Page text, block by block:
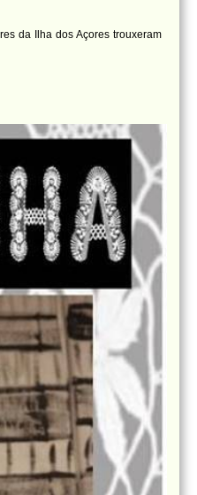
da Ilha dos Açores trouxeram